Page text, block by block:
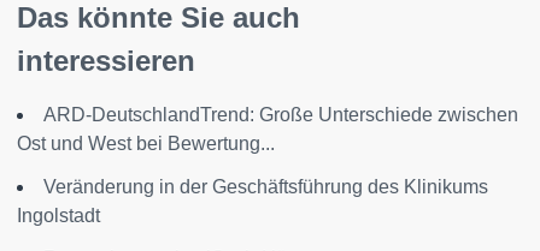
Das könnte Sie auch
interessieren
ARD-DeutschlandTrend: Große Unterschiede zwischen
Ost und West bei Bewertung...
Veränderung in der Geschäftsführung des Klinikums
Ingolstadt